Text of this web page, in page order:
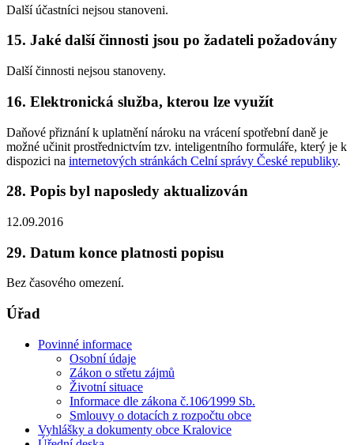
Další účastníci nejsou stanoveni.
15. Jaké další činnosti jsou po žadateli požadovány
Další činnosti nejsou stanoveny.
16. Elektronická služba, kterou lze využít
Daňové přiznání k uplatnění nároku na vrácení spotřební daně je
možné učinit prostřednictvím tzv. inteligentního formuláře, který je k
dispozici na internetových stránkách Celní správy České republiky.
28. Popis byl naposledy aktualizován
12.09.2016
29. Datum konce platnosti popisu
Bez časového omezení.
Úřad
Povinné informace
Osobní údaje
Zákon o střetu zájmů
Životní situace
Informace dle zákona č.106⁄1999 Sb.
Smlouvy o dotacích z rozpočtu obce
Vyhlášky a dokumenty obce Kralovice